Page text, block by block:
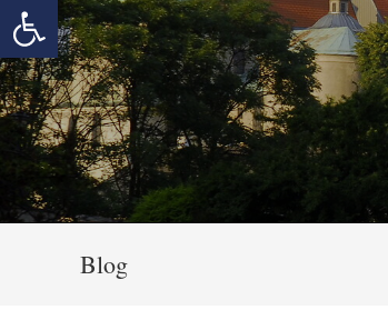
Skip
content
Blog